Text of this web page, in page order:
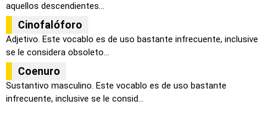
aquellos descendientes...
Cinofalóforo
Adjetivo. Este vocablo es de uso bastante infrecuente, inclusive
se le considera obsoleto...
Coenuro
Sustantivo masculino. Este vocablo es de uso bastante
infrecuente, inclusive se le consid...